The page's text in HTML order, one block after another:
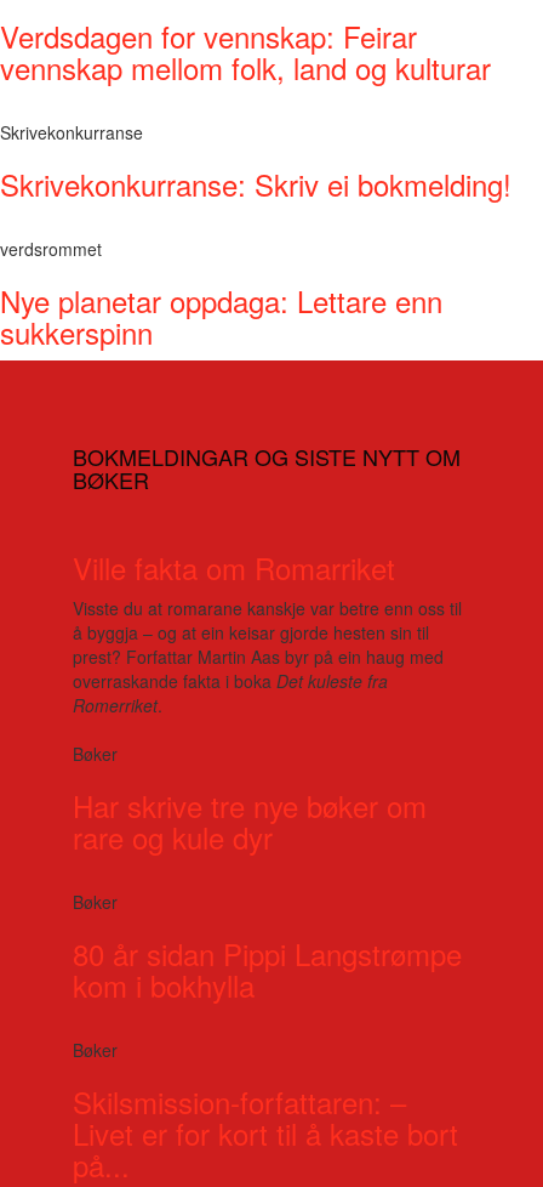
Verdsdagen for vennskap: Feirar
vennskap mellom folk, land og kulturar
Skrivekonkurranse
Skrivekonkurranse: Skriv ei bokmelding!
verdsrommet
Nye planetar oppdaga: Lettare enn
sukkerspinn
BOKMELDINGAR OG SISTE NYTT OM
BØKER
Ville fakta om Romarriket
Visste du at romarane kanskje var betre enn oss til
å byggja – og at ein keisar gjorde hesten sin til
prest? Forfattar Martin Aas byr på ein haug med
overraskande fakta i boka Det kuleste fra
Romerriket.
Bøker
Har skrive tre nye bøker om
rare og kule dyr
Bøker
80 år sidan Pippi Langstrømpe
kom i bokhylla
Bøker
Skilsmission-forfattaren: –
Livet er for kort til å kaste bort
på...